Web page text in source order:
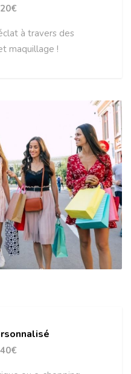
à travers des
maquillage !